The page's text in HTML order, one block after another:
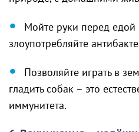
Мойте руки перед
злоупотребляйте
Позволяйте играть в
гладить собак – это
иммунитета.